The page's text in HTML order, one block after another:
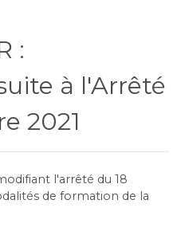
:
à l'Arrêté
2021
l'arrêté du 18
de formation de la